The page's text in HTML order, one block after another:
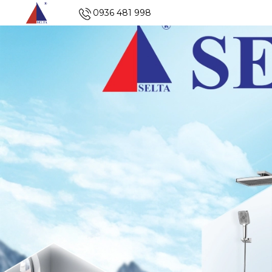
0936 481 998